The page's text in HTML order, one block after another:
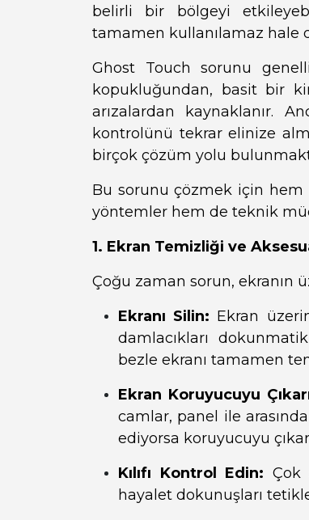
belirli bir bölgeyi
tamamen kullanılamaz hale
Ghost Touch sorunu
kopukluğundan, basit bir
arızalardan kaynaklanır.
kontrolünü tekrar elinize
birçok çözüm yolu
Bu sorunu çözmek için hem
yöntemler hem de teknik
1. Ekran Temizliği ve
Çoğu zaman sorun, ekranın
Ekranı Silin: Ekran
damlacıkları
bezle ekranı tamamen
Ekran Koruyucuyu
camlar, panel ile
ediyorsa koruyucuyu
Kılıfı Kontrol Edin: Çok
hayalet dokunuşları